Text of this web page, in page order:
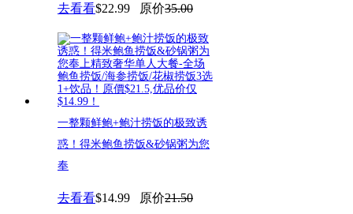
溫
去看看$22.99 原价35.00
一整颗鲜鲍+鲍汁捞饭的极致诱
惑！得米鲍鱼捞饭&砂锅粥为您
奉
去看看$14.99 原价21.50